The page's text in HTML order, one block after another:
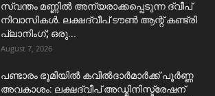
സ്വന്തം മണ്ണിൽ അന്യരാക്കപ്പെടുന്ന ദ്വീപ്
നിവാസികൾ. ലക്ഷദ്വീപ് ടൗൺ ആന്റ് കണ്ട്രി
പ്ലാനിംഗ്; ഒരു...
August 7, 2026
പണ്ടാരം ഭൂമിയിൽ കവിൽദാർമാർക്ക് പൂർണ്ണ
അവകാശം: ലക്ഷദ്വീപ് അഡ്മിനിസ്ട്രേഷന്